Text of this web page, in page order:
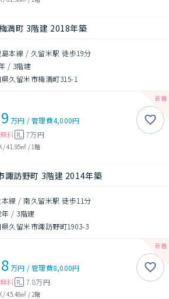
満町 3階建 2018年築
島本線 / 久留米駅 徒歩19分
/ 3階建
久留米市梅満町315-1
万円 /管理費4,000円
無料 礼 7万円
/41.95㎡ / 1階
諏訪野町 3階建 2014年築
本線 / 南久留米駅 徒歩11分
年 / 3階建
久留米市諏訪野町1903-3
万円 /管理費8,000円
無料 礼 7.8万円
/45.48㎡ / 2階